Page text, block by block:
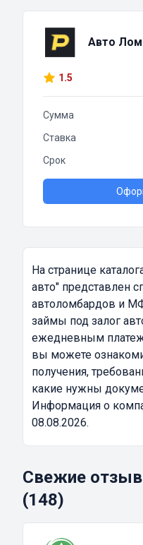
Авто
1.5
Сумма
Ставка
Срок
На странице
авто" представлен
автоломбардов и
займы под залог
ежедневным
вы можете
получения,
какие нужны
Информация о
08.08.2026.
Свежие
(148)